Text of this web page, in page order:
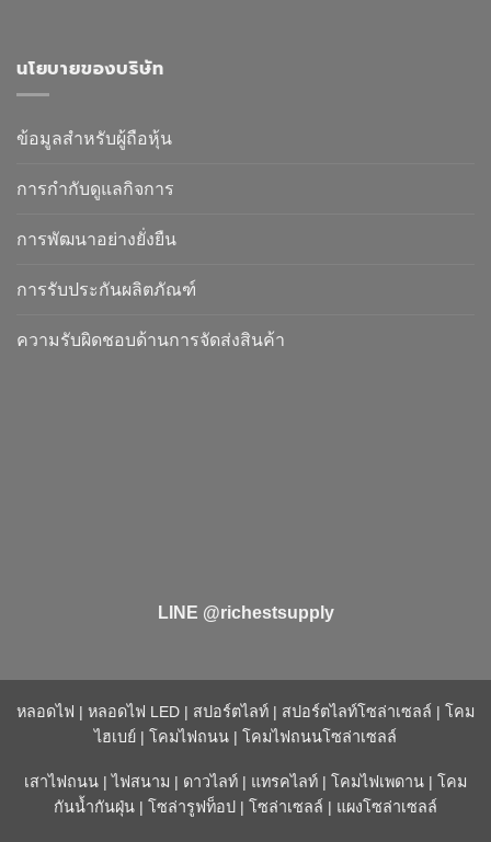
นโยบายของบริษัท
ข้อมูลสำหรับผู้ถือหุ้น
การกำกับดูแลกิจการ
การพัฒนาอย่างยั่งยืน
การรับประกันผลิตภัณฑ์
ความรับผิดชอบด้านการจัดส่งสินค้า
LINE @richestsupply
หลอดไฟ | หลอดไฟ LED | สปอร์ตไลท์ | สปอร์ตไลท์โซล่าเซลล์ | โคม
ไฮเบย์ | โคมไฟถนน | โคมไฟถนนโซล่าเซลล์
เสาไฟถนน |ไฟสนาม | ดาวไลท์ | แทรคไลท์ | โคมไฟเพดาน | โคม
กันน้ำกันฝุ่น | โซล่ารูฟท็อป | โซล่าเซลล์ | แผงโซล่าเซลล์